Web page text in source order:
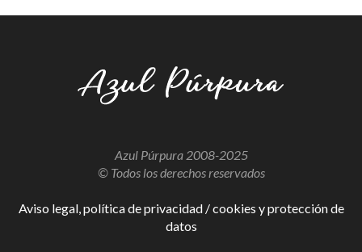
Azul Púrpura 2008-2025
© Todos los derechos reservados
Aviso legal, política de privacidad / cookies y protección de
datos